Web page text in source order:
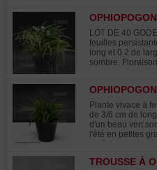
MINOR
POTS
LOT DE 40
feuilles
long et 0.2 de
sombre.
grappes d'un
aux myrtilles
surprenant .
plastique souple
forte, très dense,
en troisième
originale aux
qu'en massif au
MINOR
Plante vivace à
de 3/6 cm de
d'un beau vert
l'été en petites
rosé donnant
similaires aux
bleu vif
TROUSSE À